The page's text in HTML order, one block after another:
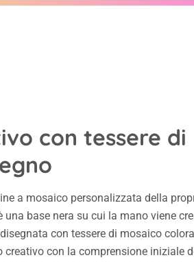
con tessere di
a mosaico personalizzata della
base nera su cui la mano viene
con tessere di mosaico
creativo con la comprensione iniziale